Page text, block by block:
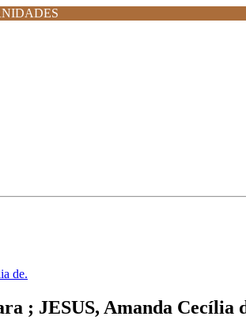
de.
; JESUS, Amanda Cecília